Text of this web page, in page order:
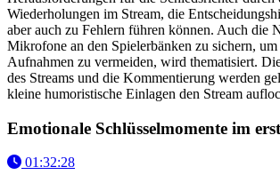
Wiederholungen im Stream, die
aber auch zu Fehlern führen können. Auch die
Mikrofone an den Spielerbänken zu sichern,
Aufnahmen zu vermeiden, wird thematisiert.
des Streams und die Kommentierung werden
kleine humoristische Einlagen den Stream
Emotionale Schlüsselmomente im
01:32:28